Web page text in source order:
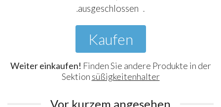
ausgeschlossen
Kaufen
Weiter einkaufen! Finden Sie andere Produkte in der
Sektion süßigkeitenhalter
Vor kurzem angesehen